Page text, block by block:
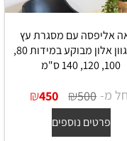
אליפסה עם מסגרת עץ
דקה גוון אלון מבוקע במידות 80,
100, 120, 140 ס"מ
מ- ₪500
₪450
פרטים נוספים